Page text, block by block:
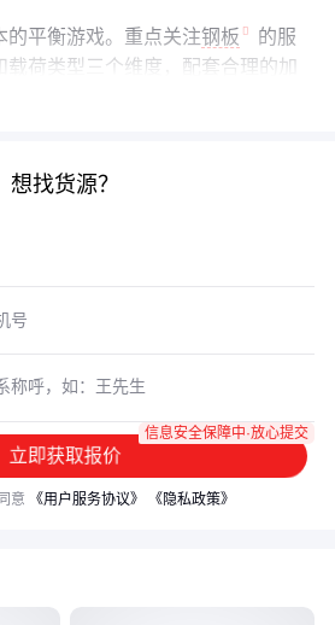
的平衡游戏。重点关注钢板
的服
载荷类型三个维度，配套合理的加
想找货源？
立即获取报价
信息安全保障中·放心提交
意 《用户服务协议》 《隐私政策》